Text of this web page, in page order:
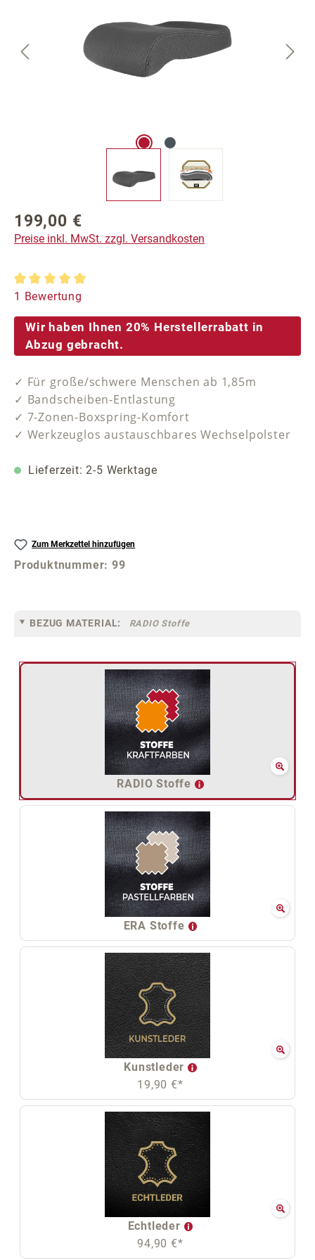
Regulärer Preis:
199,00 €
Preise inkl. MwSt. zzgl. Versandkosten
Durchschnittliche Bewertung von 5 von 5 Sternen
1 Bewertung
Wir haben Ihnen 20% Herstellerrabatt in
Abzug gebracht.
✓ Für große/schwere Menschen ab 1,85m
✓ Bandscheiben-Entlastung
✓ 7-Zonen-Boxspring-Komfort
✓ Werkzeuglos austauschbares Wechselpolster
Lieferzeit: 2-5 Werktage
Zum Merkzettel hinzufügen
Produktnummer:99
BEZUG MATERIAL: RADIO Stoffe
RADIO Stoffe
ERA Stoffe
Kunstleder
19,90 €*
Echtleder
94,90 €*